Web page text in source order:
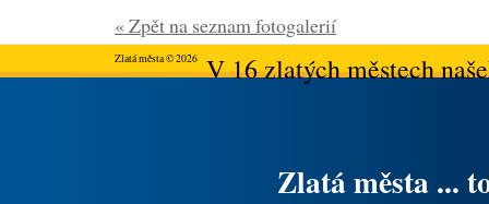
« Zpět na seznam fotogalerií
Zlatá města © 2026V 16 zlatých městech
Zlatá města ...